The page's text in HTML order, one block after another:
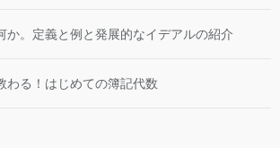
か。定義と例と発展的なイデアルの紹介
わる！はじめての簿記代数